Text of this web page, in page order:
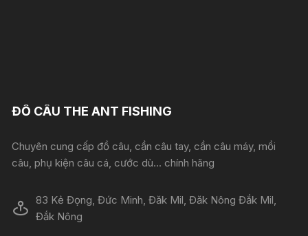
ĐỒ CÂU THE ANT FISHING
Chuyên cung cấp đồ câu, cần câu tay, cần câu máy, mồi
câu, phụ kiện câu cá, cước dù... chính hãng
83 Kẻ Đọng, Đức Minh, Đăk Mil, Đăk Nông Đắk Mil,
Đắk Nông